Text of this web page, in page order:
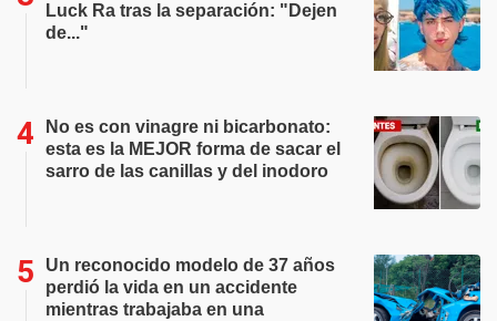
Luck Ra tras la separación: "Dejen
de..."
No es con vinagre ni bicarbonato:
esta es la MEJOR forma de sacar el
sarro de las canillas y del inodoro
Un reconocido modelo de 37 años
perdió la vida en un accidente
mientras trabajaba en una